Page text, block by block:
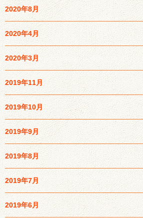
2020年8月
2020年4月
2020年3月
2019年11月
2019年10月
2019年9月
2019年8月
2019年7月
2019年6月